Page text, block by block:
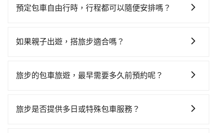
前往南港高鐵站，每人票價70元，再用10分鐘出站、等
地。全程加上轉車時間共2小時17分鐘，假設3位同行，
時1小時31分鐘。選擇搭乘高鐵而不預約包車，不僅每人
位乘車，也可參考tripool的拼車共乘服務，最多可再節
$115~205承租小轎車，每公里再額外加收$3.2，從新北
達目的地後多久原路返回），雖已將eTag和可能的每小
車型，如Toyota Yaris、Prius C、Vios這類乘坐體驗較
況，打開車門才發現仍有上一組乘客遺留的垃圾或者撞
灣大車隊、Uber、Line Taxi、Yoxi等，如果在路邊攔不
照里程跳錶計算，價格約為2,315~2,800元間，若改選
4%、密度僅雙北的0.9%，其叫車的難度是雙北市的120
就貴了，改預約一輛tripool的九人座廂型車最高可省
預定包車自由行時，行程都可以隨便安排嗎？
沒有到達海拔1500公里以上的山區，行程都是可以依照
如果親子出遊，搭旅步適合嗎？
椅及兒童用增高墊供您選購(租借300元/個)，讓您和孩子
旅步的包車旅遊，最早需要多久前預約呢？
提供早鳥優惠，您越早預訂就能享有更優惠的價格。所
旅步是否提供多日或特殊包車服務？